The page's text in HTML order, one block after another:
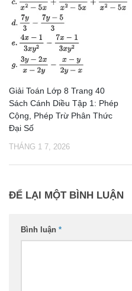
Giải Toán Lớp 8 Trang 40
Sách Cánh Diều Tập 1: Phép
Cộng, Phép Trừ Phân Thức
Đại Số
THÁNG 1 7, 2026
ĐỂ LẠI MỘT BÌNH LUẬN
Bình luận *